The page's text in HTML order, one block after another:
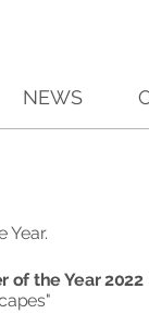
NEWS
Year.
of the Year 2022